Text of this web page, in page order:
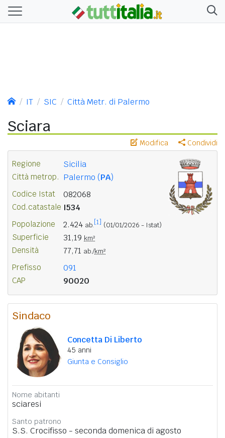
IT SIC Città Metr. di Palermo
Sciara
Modifica Condividi
Regione Sicilia
Città metrop. Palermo (PA)
Codice Istat 082068
Cod.catastale I534
Popolazione 2.424 ab. [1] (01/01/2026 - Istat)
Superficie 31,19 km²
Densità 77,71 ab./km²
Prefisso 091
CAP 90020
Sindaco
Concetta Di Liberto
45 anni
Giunta e Consiglio
Nome abitanti
sciaresi
Santo patrono
S.S. Crocifisso - seconda domenica di agosto